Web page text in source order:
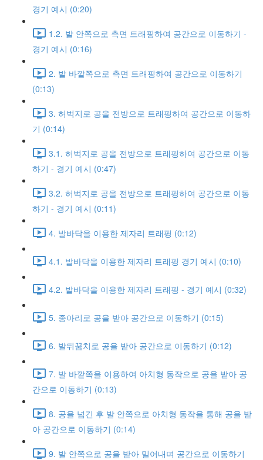
경기 예시 (0:20)
1.2. 발 안쪽으로 측면 트래핑하여 공간으로 이동하기 -
경기 예시 (0:16)
2. 발 바깥쪽으로 측면 트래핑하여 공간으로 이동하기
(0:13)
3. 허벅지로 공을 전방으로 트래핑하여 공간으로 이동하
기 (0:14)
3.1. 허벅지로 공을 전방으로 트래핑하여 공간으로 이동
하기 - 경기 예시 (0:47)
3.2. 허벅지로 공을 전방으로 트래핑하여 공간으로 이동
하기 - 경기 예시 (0:11)
4. 발바닥을 이용한 제자리 트래핑 (0:12)
4.1. 발바닥을 이용한 제자리 트래핑 경기 예시 (0:10)
4.2. 발바닥을 이용한 제자리 트래핑 - 경기 예시 (0:32)
5. 종아리로 공을 받아 공간으로 이동하기 (0:15)
6. 발뒤꿈치로 공을 받아 공간으로 이동하기 (0:12)
7. 발 바깥쪽을 이용하여 아치형 동작으로 공을 받아 공
간으로 이동하기 (0:13)
8. 공을 넘긴 후 발 안쪽으로 아치형 동작을 통해 공을 받
아 공간으로 이동하기 (0:14)
9. 발 안쪽으로 공을 받아 밀어내며 공간으로 이동하기